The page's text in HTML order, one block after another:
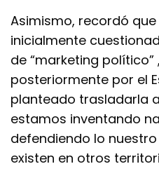
Asimismo, recordó
inicialmente
de “marketing
posteriormente por el
planteado trasladarla
estamos inventando
defendiendo lo
existen en otros